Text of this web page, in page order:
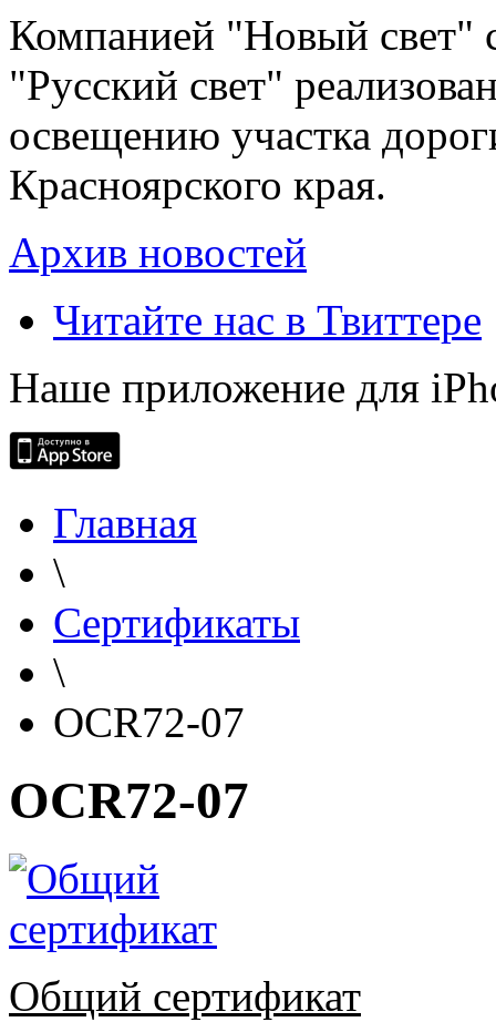
Компанией "Новый свет"
"Русский свет"
освещению участка
Красноярского края.
Архив новостей
Читайте нас в Твиттере
Наше приложение для
Главная
\
Сертификаты
\
OCR72-07
OCR72-07
Общий сертификат